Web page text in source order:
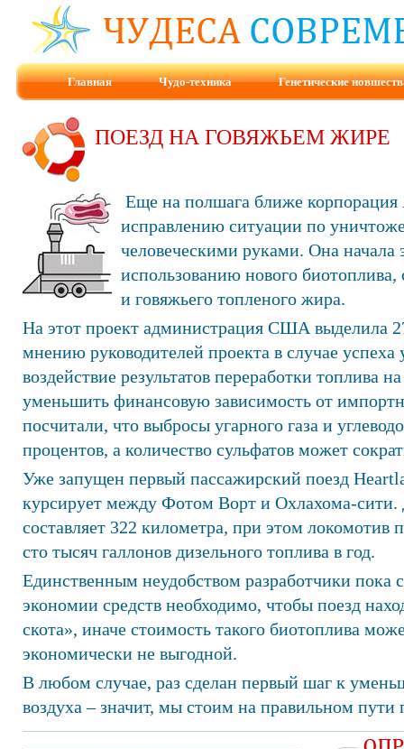
Главная Чудо-техника Генетические
ПОЕЗД НА ГОВЯЖЬЕМ ЖИРЕ
Еще на полшага ближе
исправлению ситуации по
человеческими руками. Она начала
использованию нового биотоплива,
и говяжьего топленого жира.
На этот проект администрация США выделила
мнению руководителей проекта в случае успеха
воздействие результатов переработки топлива
уменьшить финансовую зависимость от
посчитали, что выбросы угарного газа и
процентов, а количество сульфатов может
Уже запущен первый пассажирский поезд
курсирует между Фотом Ворт и Охлахома-сити.
составляет 322 километра, при этом локомотив
сто тысяч галлонов дизельного топлива в год.
Единственным неудобством разработчики пока
экономии средств необходимо, чтобы поезд
скота», иначе стоимость такого биотоплива
экономически не выгодной.
В любом случае, раз сделан первый шаг к
воздуха – значит, мы стоим на правильном